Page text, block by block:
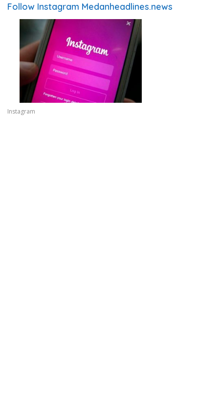
Follow Instagram Medanheadlines.news
Instagram